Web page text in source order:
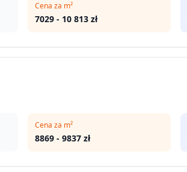
Cena za m²
7029 - 10 813 zł
Cena za m²
8869 - 9837 zł